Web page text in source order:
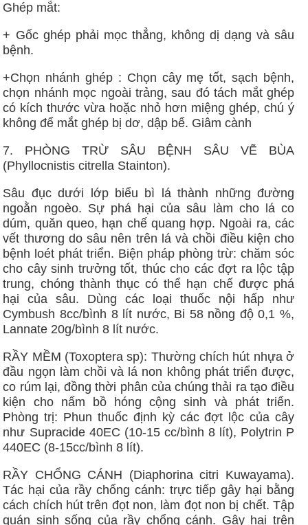
Ghép mắt:
+ Gốc ghép phải mọc thẳng, không dị dạng và sâu
bệnh.
+Chọn nhánh ghép : Chọn cây mẹ tốt, sạch bệnh,
chọn nhánh mọc ngoài trảng, sau đó tách mắt ghép
có kích thước vừa hoặc nhỏ hơn miệng ghép, chú ý
không để mắt ghép bị dơ, dập bể. Giâm cành
7. PHÒNG TRỪ SÂU BỆNH SÂU VẼ BÙA
(Phyllocnistis citrella Stainton).
Sâu đục dưới lớp biểu bì lá thành những đường
ngoằn ngoèo. Sự phá hại của sâu làm cho lá co
dúm, quăn queo, hạn chế quang hợp. Ngoài ra, các
vết thương do sâu nên trên lá và chồi điều kiện cho
bệnh loét phát triển. Biện pháp phòng trừ: chăm sóc
cho cây sinh trưởng tốt, thúc cho các đợt ra lộc tập
trung, chóng thành thục có thể hạn chế được phá
hại của sâu. Dùng các loại thuốc nội hấp như
Cymbush 8cc/bình 8 lít nước, Bi 58 nồng độ 0,1 %,
Lannate 20g/bình 8 lít nước.
RẦY MỀM (Toxoptera sp): Thường chích hút nhựa ở
đầu ngọn làm chồi và lá non không phát triển được,
co rúm lại, đồng thời phân của chúng thải ra tạo điều
kiện cho nấm bồ hóng cộng sinh và phát triển.
Phòng trị: Phun thuốc định kỳ các đợt lộc của cây
như Supracide 40EC (10-15 cc/bình 8 lít), Polytrin P
440EC (8-15cc/bình 8 lít).
RẦY CHỔNG CÁNH (Diaphorina citri Kuwayama).
Tác hại của rầy chổng cánh: trực tiếp gây hại bằng
cách chích hút trên đọt non, làm đọt non bị chết. Tập
quán sinh sống của rầy chổng cánh. Gây hại trên